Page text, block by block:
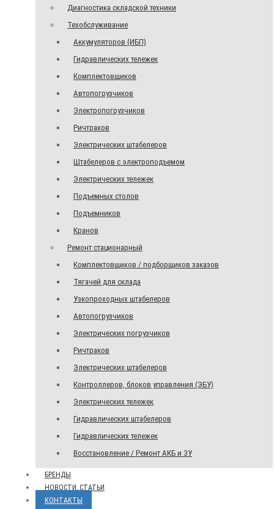
Диагностика складской техники
Техобслуживание
Аккумуляторов (ИБП)
Гидравлических тележек
Комплектовщиков
Автопогрузчиков
Электропогрузчиков
Ричтраков
Электрических штабелеров
Штабелеров с электроподъемом
Электрических тележек
Подъемных столов
Подъемников
Кранов
Ремонт стационарный
Комплектовщиков / подборщиков заказов
Тягачей для склада
Узкопроходных штабелеров
Автопогрузчиков
Электрических погрузчиков
Ричтраков
Электрических штабелеров
Контроллеров, блоков управления (ЭБУ)
Электрических тележек
Гидравлических штабелеров
Гидравлических тележек
Восстановление / Ремонт АКБ и ЗУ
БРЕНДЫ
НОВОСТИ, СТАТЬИ
КОНТАКТЫ